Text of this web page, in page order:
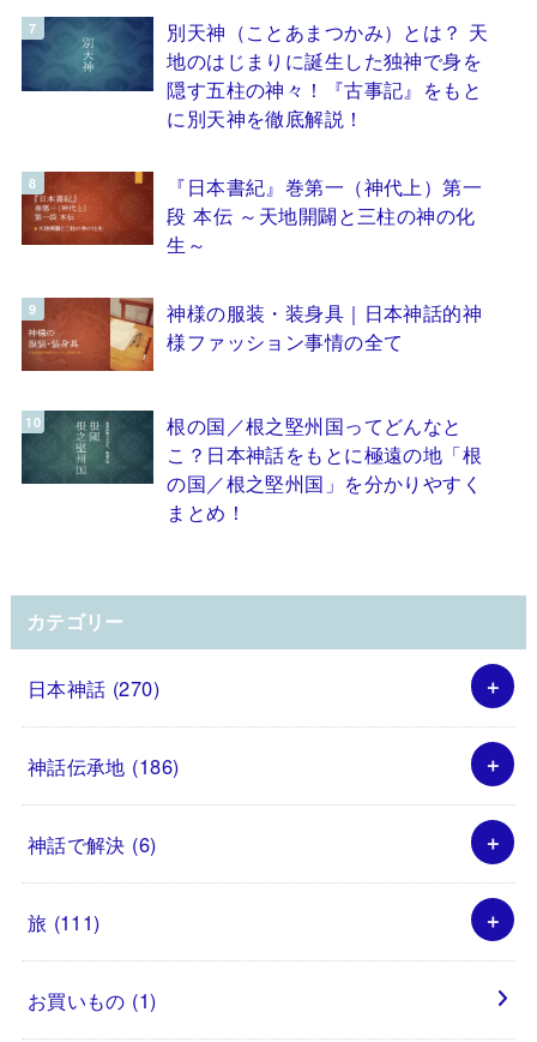
別天神（ことあまつかみ）とは？ 天
地のはじまりに誕生した独神で身を
隠す五柱の神々！『古事記』をもと
に別天神を徹底解説！
『日本書紀』巻第一（神代上）第一
段 本伝 ～天地開闢と三柱の神の化
生～
神様の服装・装身具｜日本神話的神
様ファッション事情の全て
根の国／根之堅州国ってどんなと
こ？日本神話をもとに極遠の地「根
の国／根之堅州国」を分かりやすく
まとめ！
カテゴリー
日本神話 (270)
神話伝承地 (186)
神話で解決 (6)
旅 (111)
お買いもの (1)